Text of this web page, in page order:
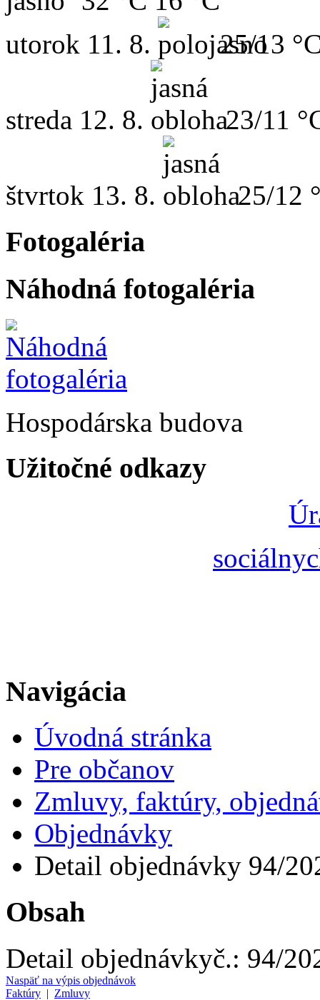
utorok 11. 8. 25/13
streda 12. 8. 23/11
štvrtok 13. 8. 25/12
Fotogaléria
Náhodná fotogaléria
Hospodárska budova
Užitočné odkazy
Navigácia
Úvodná stránka
Pre občanov
Zmluvy, faktúry,
Objednávky
Detail objednávky 94/
Obsah
Detail objednávkyč.: 94/
Naspäť na výpis objednávok
Faktúry | Zmluvy